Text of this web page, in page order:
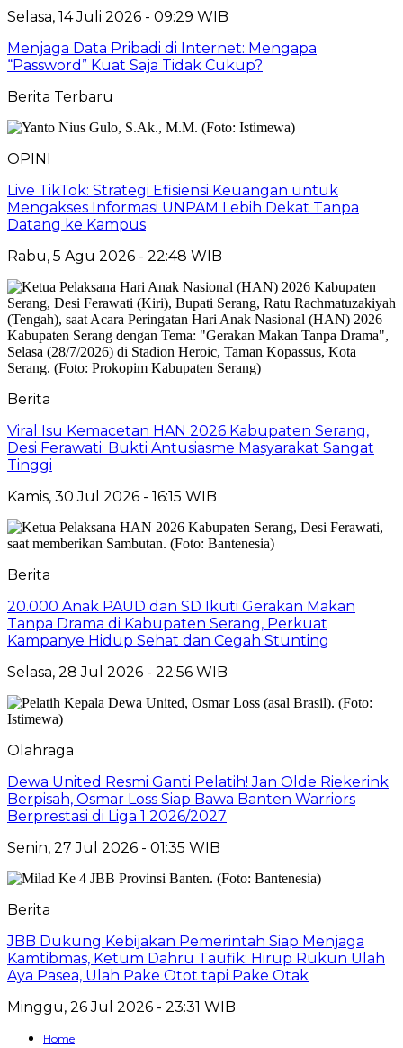
Selasa, 14 Juli 2026 - 09:29 WIB
Menjaga Data Pribadi di Internet: Mengapa
“Password” Kuat Saja Tidak Cukup?
Berita Terbaru
OPINI
Live TikTok: Strategi Efisiensi Keuangan untuk
Mengakses Informasi UNPAM Lebih Dekat Tanpa
Datang ke Kampus
Rabu, 5 Agu 2026 - 22:48 WIB
Berita
Viral Isu Kemacetan HAN 2026 Kabupaten Serang,
Desi Ferawati: Bukti Antusiasme Masyarakat Sangat
Tinggi
Kamis, 30 Jul 2026 - 16:15 WIB
Berita
20.000 Anak PAUD dan SD Ikuti Gerakan Makan
Tanpa Drama di Kabupaten Serang, Perkuat
Kampanye Hidup Sehat dan Cegah Stunting
Selasa, 28 Jul 2026 - 22:56 WIB
Olahraga
Dewa United Resmi Ganti Pelatih! Jan Olde Riekerink
Berpisah, Osmar Loss Siap Bawa Banten Warriors
Berprestasi di Liga 1 2026/2027
Senin, 27 Jul 2026 - 01:35 WIB
Berita
JBB Dukung Kebijakan Pemerintah Siap Menjaga
Kamtibmas, Ketum Dahru Taufik: Hirup Rukun Ulah
Aya Pasea, Ulah Pake Otot tapi Pake Otak
Minggu, 26 Jul 2026 - 23:31 WIB
Home